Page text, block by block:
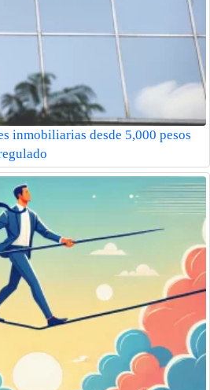
inmobiliarias desde 5,000 pesos